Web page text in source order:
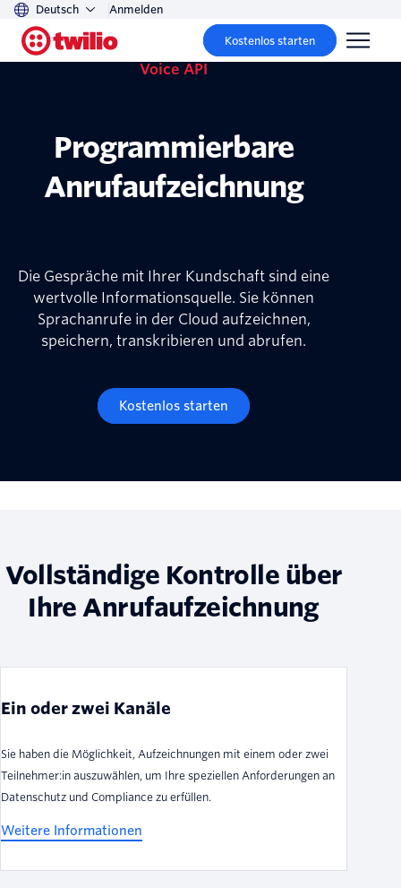
Deutsch Anmelden
Kostenlos starten
Voice API
Programmierbare
Anrufaufzeichnung
Die Gespräche mit Ihrer Kundschaft sind eine
wertvolle Informationsquelle. Sie können
Sprachanrufe in der Cloud aufzeichnen,
speichern, transkribieren und abrufen.
Kostenlos starten
Vollständige Kontrolle über
Ihre Anrufaufzeichnung
Ein oder zwei Kanäle
Sie haben die Möglichkeit, Aufzeichnungen mit einem oder zwei
Teilnehmer:in auszuwählen, um Ihre speziellen Anforderungen an
Datenschutz und Compliance zu erfüllen.
Weitere Informationen